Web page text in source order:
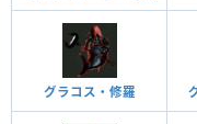
グラコス・修羅